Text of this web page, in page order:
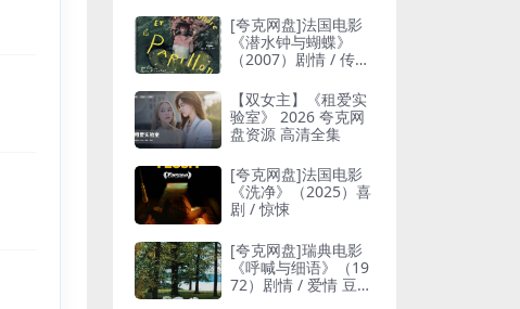
[夸克网盘]法国电影
《潜水钟与蝴蝶》
（2007）剧情 / 传记
【双女主】《租爱实
验室》 2026 夸克网
盘资源 高清全集
[夸克网盘]法国电影
《洗净》（2025）喜
剧 / 惊悚
[夸克网盘]瑞典电影
《呼喊与细语》（19
72）剧情 / 爱情 豆瓣